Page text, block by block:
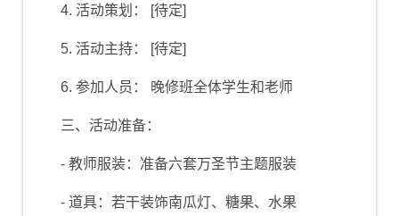
4. 活动策划： [待定]
5. 活动主持： [待定]
6. 参加人员： 晚修班全体学生和老师
三、活动准备：
- 教师服装：准备六套万圣节主题服装
- 道具：若干装饰南瓜灯、糖果、水果